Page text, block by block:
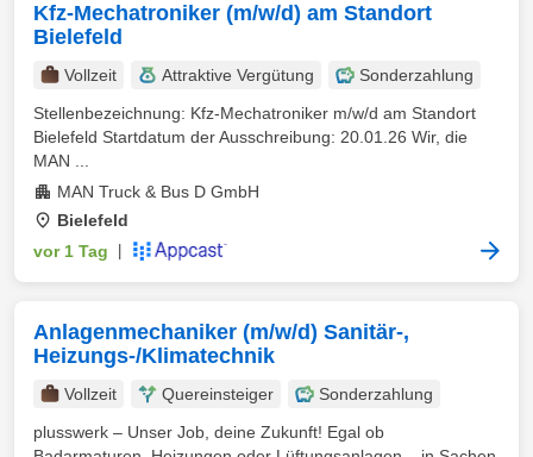
Kfz-Mechatroniker (m/w/d) am Standort
Bielefeld
Vollzeit Attraktive Vergütung
Sonderzahlung
Stellenbezeichnung: Kfz-Mechatroniker m/w/d am Standort
Bielefeld Startdatum der Ausschreibung: 20.01.26 Wir, die
MAN ...
MAN Truck & Bus D GmbH
Bielefeld
vor 1 Tag
Anlagenmechaniker (m/w/d) Sanitär-,
Heizungs-/Klimatechnik
Vollzeit Quereinsteiger
Sonderzahlung
plusswerk – Unser Job, deine Zukunft! Egal ob